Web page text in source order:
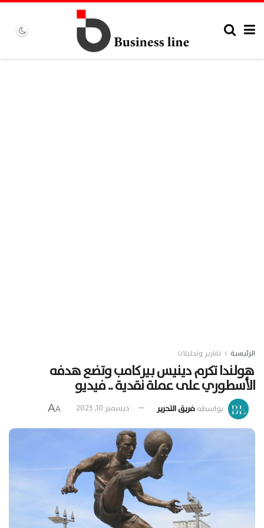
الرئيسية تقارير وتحليلات
هولندا تكرم دينيس بيركامب وتضع هدفه
الأسطوري على عملة نقدية .. فيديو
بواسطةفريق التحرير ديسمبر 10, 2023 A
A